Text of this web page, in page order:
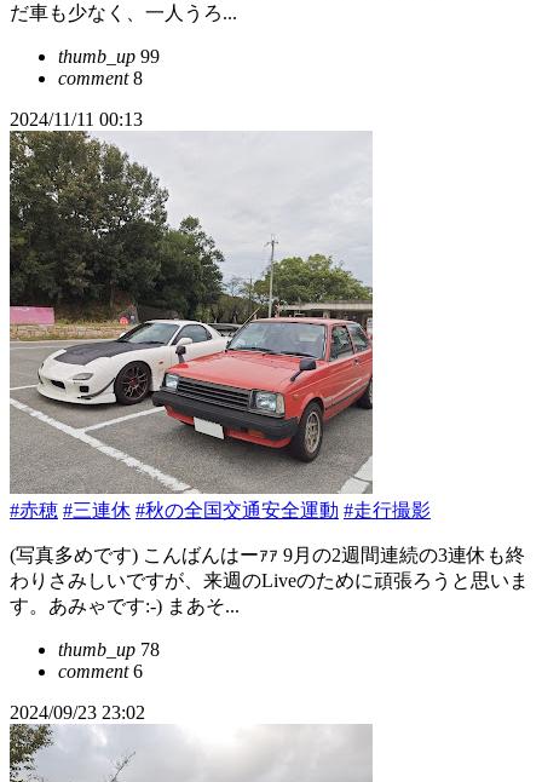
だ車も少なく、一人うろ...
thumb_up 99
comment8
2024/11/11 00:13
#赤穂 #三連休 #秋の全国交通安全運動 #走行撮影
(写真多めです) こんばんはーｧｧ 9月の2週間連続の3連休も終
わりさみしいですが、来週のLiveのために頑張ろうと思いま
す。あみゃです:⁠-⁠) まあそ...
thumb_up 78
comment6
2024/09/23 23:02